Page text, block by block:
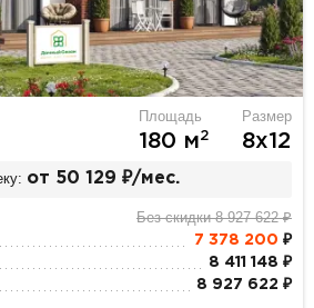
Площадь
180 м2
Размер
8х12
от 50 129 ₽/мес.
Без скидки 8 927 622 ₽
7 378 200 ₽
8 411 148 ₽
8 927 622 ₽